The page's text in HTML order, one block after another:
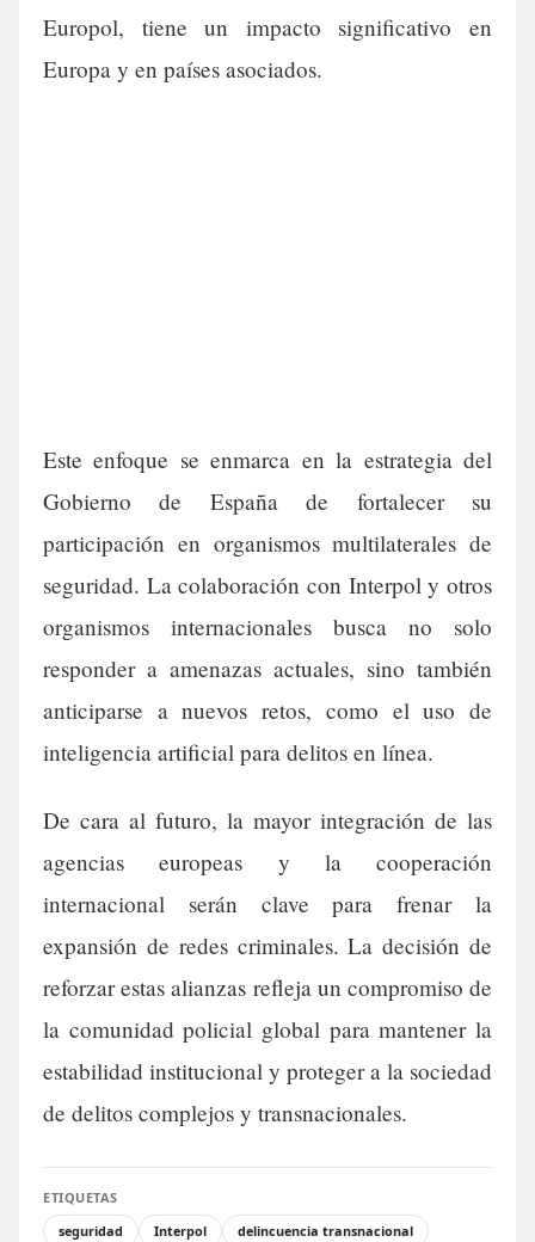
Europol, tiene un impacto significativo en
Europa y en países asociados.
Este enfoque se enmarca en la estrategia del
Gobierno de España de fortalecer su
participación en organismos multilaterales de
seguridad. La colaboración con Interpol y otros
organismos internacionales busca no solo
responder a amenazas actuales, sino también
anticiparse a nuevos retos, como el uso de
inteligencia artificial para delitos en línea.
De cara al futuro, la mayor integración de las
agencias europeas y la cooperación
internacional serán clave para frenar la
expansión de redes criminales. La decisión de
reforzar estas alianzas refleja un compromiso de
la comunidad policial global para mantener la
estabilidad institucional y proteger a la sociedad
de delitos complejos y transnacionales.
ETIQUETAS
seguridad
Interpol
delincuencia transnacional